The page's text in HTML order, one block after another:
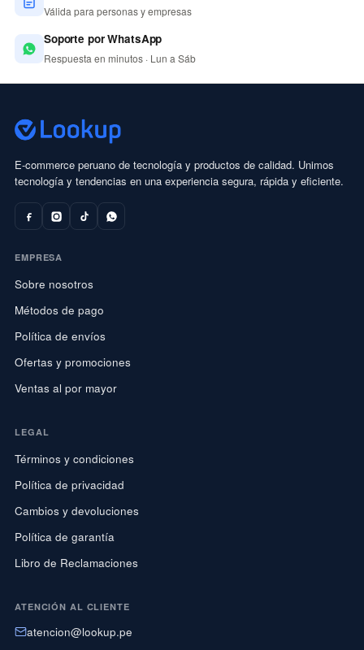
Válida para personas y empresas
Soporte por WhatsApp
Respuesta en minutos · Lun a Sáb
E-commerce peruano de tecnología y productos de calidad. Unimos
tecnología y tendencias en una experiencia segura, rápida y eficiente.
EMPRESA
Sobre nosotros
Métodos de pago
Política de envíos
Ofertas y promociones
Ventas al por mayor
LEGAL
Términos y condiciones
Política de privacidad
Cambios y devoluciones
Política de garantía
Libro de Reclamaciones
ATENCIÓN AL CLIENTE
atencion@lookup.pe